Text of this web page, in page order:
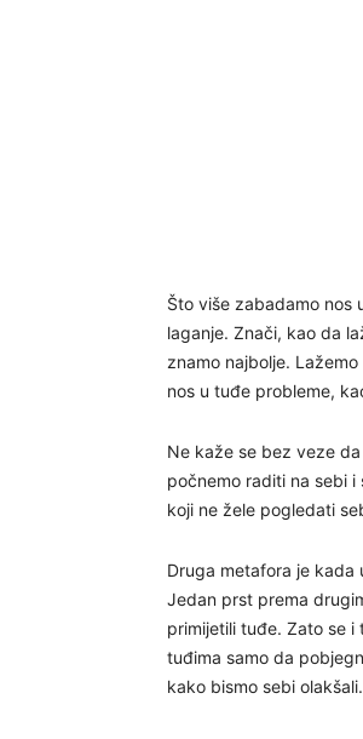
Što više zabadamo nos
laganje. Znači, kao da
znamo najbolje.
nos u tuđe probleme,
Ne kaže se bez veze
počnemo raditi na sebi
koji ne žele pogledati
Druga metafora je kada
Jedan prst prema
primijetili tuđe. Zato se
tuđima samo da
kako bismo sebi